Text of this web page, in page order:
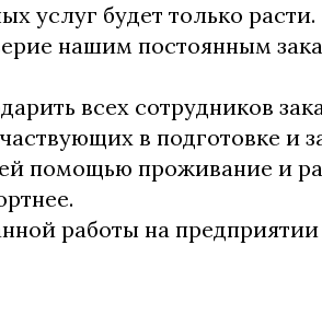
услуг будет
нашим постоянным
всех сотрудников
в подготовке и
помощью проживание и
работы на предприятии